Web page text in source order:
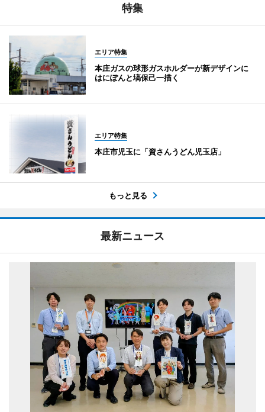
特集
エリア特集
本庄ガスの球形ガスホルダーが新デザインに
はにぽんと塙保己一描く
エリア特集
本庄市児玉に「資さんうどん児玉店」
もっと見る
最新ニュース